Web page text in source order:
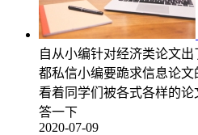
自从小编针对经济类论文
都私信小编要跪求信息论
看着同学们被各式各样的
答一下
2020-07-09